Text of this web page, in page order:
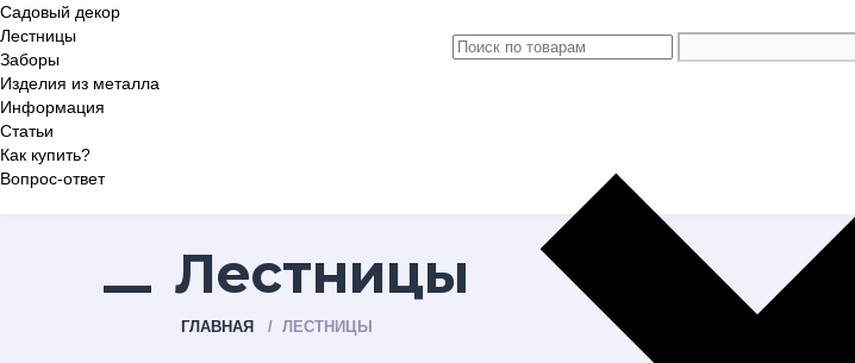
Садовый декор
Лестницы
Заборы
Изделия из металла
Информация
Статьи
Как купить?
Вопрос-ответ
Лестницы
ГЛАВНАЯ ЛЕСТНИЦЫ